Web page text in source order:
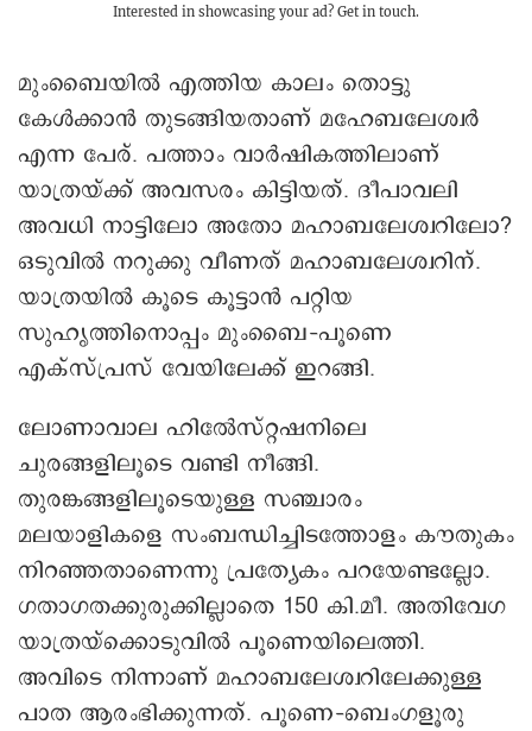
Interested in showcasing your ad? Get in touch.
മുംബൈയിൽ എത്തിയ കാലം തൊട്ടു
കേൾക്കാൻ തുടങ്ങിയതാണ് മഹേബലേശ്വർ
എന്ന പേര്. പത്താം വാർഷികത്തിലാണ്
യാത്രയ്ക്ക് അവസരം കിട്ടിയത്. ദീപാവലി
അവധി നാട്ടിലോ അതോ മഹാബലേശ്വറിലോ?
ഒടുവിൽ നറുക്കു വീണത് മഹാബലേശ്വറിന്.
യാത്രയിൽ കൂടെ കൂട്ടാൻ പറ്റിയ
സുഹൃത്തിനൊപ്പം മുംബൈ–പൂണെ
എക്സ്പ്രസ് വേയിലേക്ക് ഇറങ്ങി.
ലോണാവാല ഹിൽേസ്റ്റഷനിലെ
ചുരങ്ങളിലൂടെ വണ്ടി നീങ്ങി.
തുരങ്കങ്ങളിലൂടെയുള്ള സഞ്ചാരം
മലയാളികളെ സംബന്ധിച്ചിടത്തോളം കൗതുകം
നിറഞ്ഞതാണെന്നു പ്രത്യേകം പറയേണ്ടല്ലോ.
ഗതാഗതക്കുരുക്കില്ലാതെ 150 കി.മീ. അതിവേഗ
യാത്രയ്ക്കൊടുവിൽ പൂണെയിലെത്തി.
അവിടെ നിന്നാണ് മഹാബലേശ്വറിലേക്കുള്ള
പാത ആരംഭിക്കുന്നത്. പൂണെ–ബെംഗളൂരു